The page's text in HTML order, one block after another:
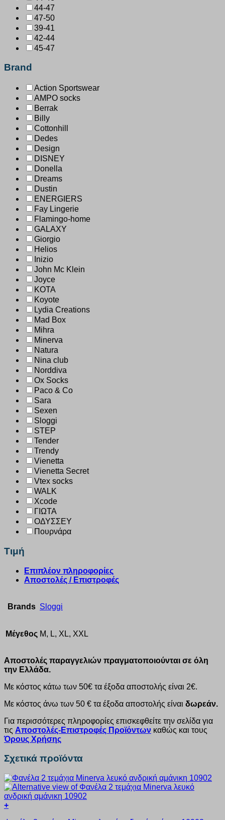
44-47
47-50
39-41
42-44
45-47
Brand
Action Sportswear
AMPO socks
Berrak
Billy
Cottonhill
Dedes
Design
DISNEY
Donella
Dreams
Dustin
ENERGIERS
Fay Lingerie
Flamingo-home
GALAXY
Giorgio
Helios
Inizio
John Mc Klein
Joyce
KOTA
Koyote
Lydia Creations
Mad Box
Mihra
Minerva
Natura
Nina club
Norddiva
Ox Socks
Paco & Co
Sara
Sexen
Sloggi
STEP
Tender
Trendy
Vienetta
Vienetta Secret
Vtex socks
WALK
Xcode
ΓΙΩΤΑ
ΟΔΥΣΣΕΥ
Πουρνάρα
Τιμή
Επιπλέον πληροφορίες
Αποστολές / Επιστροφές
Brands Sloggi
Μέγεθος M, L, XL, XXL
Αποστολές παραγγελιών πραγματοποιούνται σε όλη
την Ελλάδα.
Με κόστος κάτω των 50€ τα έξοδα αποστολής είναι 2€.
Με κόστος άνω των 50 € τα έξοδα αποστολής είναι δωρεάν.
Για περισσότερες πληροφορίες επισκεφθείτε την σελίδα για
τις Αποστολές-Επιστροφές Προϊόντων καθώς και τους
Όρους Χρήσης
Σχετικά προϊόντα
+